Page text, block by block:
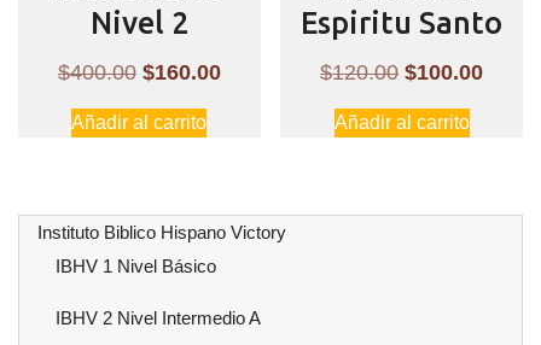
Nivel 2
$400.00 El
precio
original
$160.00El
Añadir al carrito
Espiritu Santo
$120.00 El
precio
original
$100.00El
Añadir al carrito
Instituto Biblico Hispano Victory
IBHV 1 Nivel Básico
IBHV 2 Nivel Intermedio A